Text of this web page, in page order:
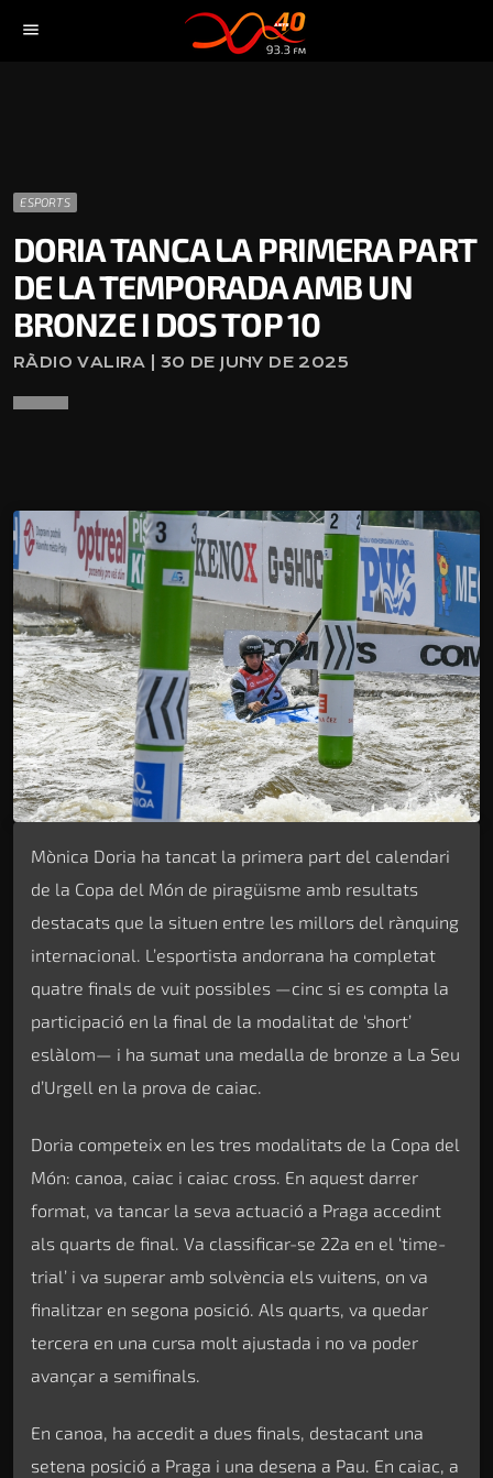
menu
ESPORTS
DORIA TANCA LA PRIMERA PART
DE LA TEMPORADA AMB UN
BRONZE I DOS TOP 10
RÀDIO VALIRA | 30 DE JUNY DE 2025
Mònica Doria ha tancat la primera part del calendari
de la Copa del Món de piragüisme amb resultats
destacats que la situen entre les millors del rànquing
internacional. L’esportista andorrana ha completat
quatre finals de vuit possibles —cinc si es compta la
participació en la final de la modalitat de ‘short’
eslàlom— i ha sumat una medalla de bronze a La Seu
d’Urgell en la prova de caiac.
Doria competeix en les tres modalitats de la Copa del
Món: canoa, caiac i caiac cross. En aquest darrer
format, va tancar la seva actuació a Praga accedint
als quarts de final. Va classificar-se 22a en el ‘time-
trial’ i va superar amb solvència els vuitens, on va
finalitzar en segona posició. Als quarts, va quedar
tercera en una cursa molt ajustada i no va poder
avançar a semifinals.
En canoa, ha accedit a dues finals, destacant una
setena posició a Praga i una desena a Pau. En caiac, a